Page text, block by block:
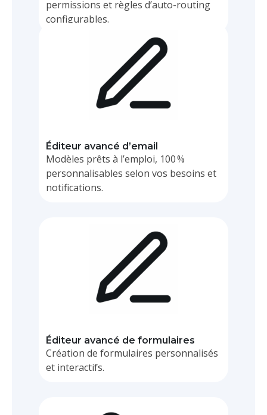
permissions et règles d’auto-routing
configurables.
Éditeur avancé d’email
Modèles prêts à l’emploi, 100 %
personnalisables selon vos besoins et
notifications.
Éditeur avancé de formulaires
Création de formulaires personnalisés
et interactifs.